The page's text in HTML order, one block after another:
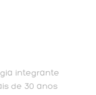
integrante
de 30 anos